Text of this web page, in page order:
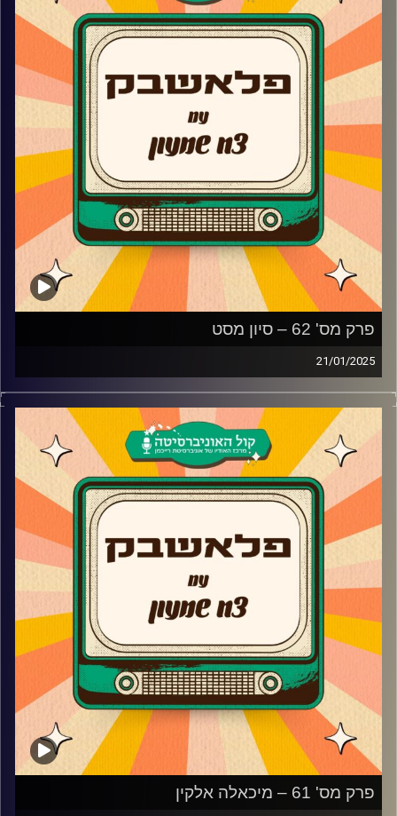
עובד תהליך האודישנים, התפקיד בשמינייה, מתי החליט שהוא
יוצא מהארון ומה קרה עם שיר הפסטיגל הכי מושמע בכל
הזמנים ״לעוף״
קרדיט תמונות:AudioVersity
פרק מס' 62 – סיון מסט
21/01/2025
סיון מסט מגיעה לאולפן פלאשבק!
השחקנית שפרצה לחיינו בעונה השלישית של ראש גדול
מספרת על האודישן והסודות מאחורי הסדרה, למה לא המשיכה
לעונה הרביעית, הסדרה מאחורי הצלצול, איך זה להיות מוזה של
אמן ומי הייתה אמורה להיות במקומה בסדרה פולמון?
קרדיט תמונות:AudioVersity
פרק מס' 61 – מיכאלה אלקין